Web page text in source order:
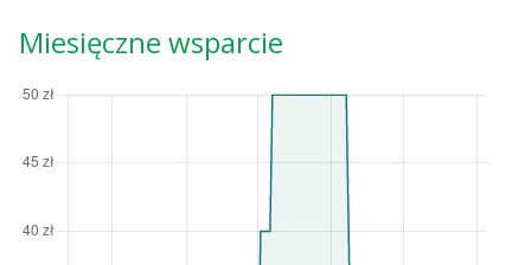
Miesięczne wsparcie